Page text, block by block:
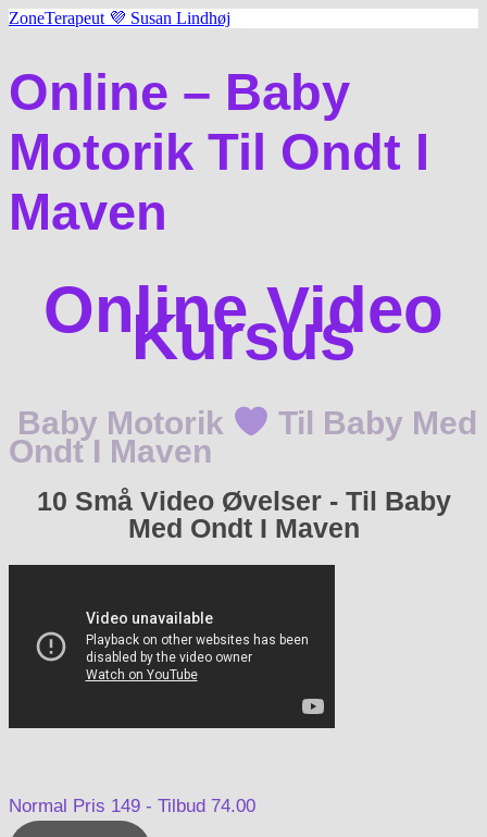
ZoneTerapeut 💜 Susan Lindhøj
Online – Baby
Motorik Til Ondt I
Maven
Online Video
Kursus
Baby Motorik Til Baby Med
Ondt I Maven
10 Små Video Øvelser - Til Baby
Med Ondt I Maven
Normal Pris 149 - Tilbud 74.00